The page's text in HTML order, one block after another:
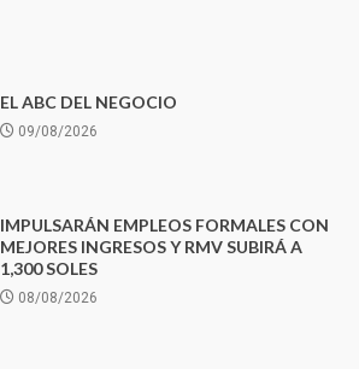
EL ABC DEL NEGOCIO
09/08/2026
IMPULSARÁN EMPLEOS FORMALES CON
MEJORES INGRESOS Y RMV SUBIRÁ A
1,300 SOLES
08/08/2026